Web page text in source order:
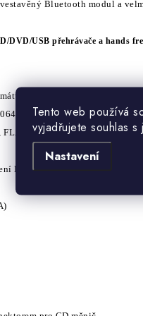
Tento web používá
vyjadřujete souhlas
Nastavení
vestavěný Bluetooth modul a
DVD/USB přehrávače a hands
átů A2DP, AVRCP, HFP, SPP,
s vynikají cíkvalitou zvukové
(8/16/24 bit), ACC, MP4,
í MP3 přehr